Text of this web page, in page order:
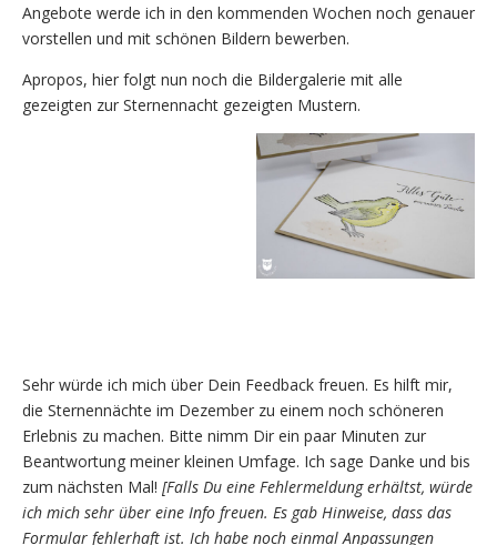
Angebote werde ich in den kommenden Wochen noch genauer
vorstellen und mit schönen Bildern bewerben.
Apropos, hier folgt nun noch die Bildergalerie mit alle
gezeigten zur Sternennacht gezeigten Mustern.
Sehr würde ich mich über Dein Feedback freuen. Es hilft mir,
die Sternennächte im Dezember zu einem noch schöneren
Erlebnis zu machen. Bitte nimm Dir ein paar Minuten zur
Beantwortung meiner kleinen Umfage. Ich sage Danke und bis
zum nächsten Mal! [Falls Du eine Fehlermeldung erhältst, würde
ich mich sehr über eine Info freuen. Es gab Hinweise, dass das
Formular fehlerhaft ist. Ich habe noch einmal Anpassungen